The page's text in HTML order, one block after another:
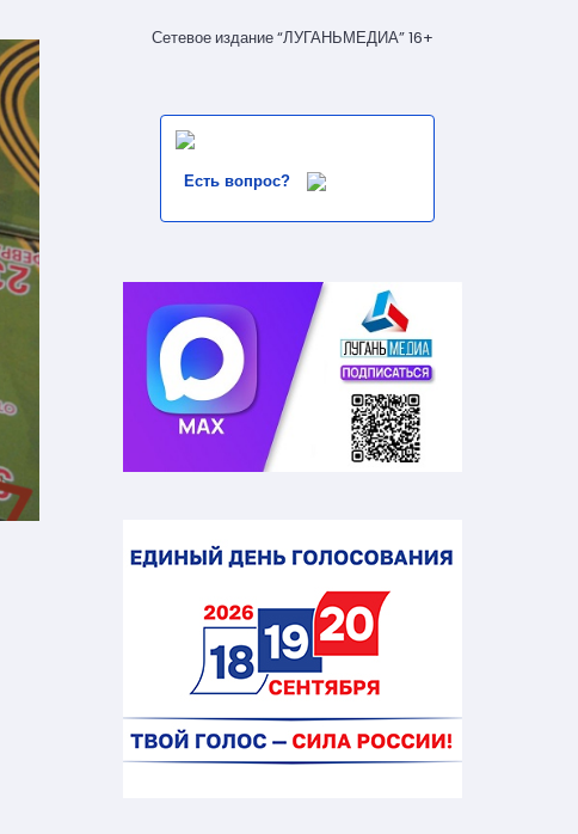
Сетевое издание “ЛУГАНЬМЕДИА” 16+
Есть вопрос?